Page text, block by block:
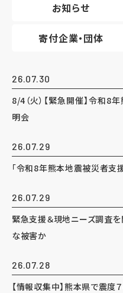
お知らせ
寄付企業・団体
26.07.30
8/4（火）【緊急開催】令和
明会
26.07.29
「令和8年熊本地震被災者支
26.07.29
緊急支援＆現地ニーズ調査
な被害か
26.07.28
【情報収集中】熊本県で震度